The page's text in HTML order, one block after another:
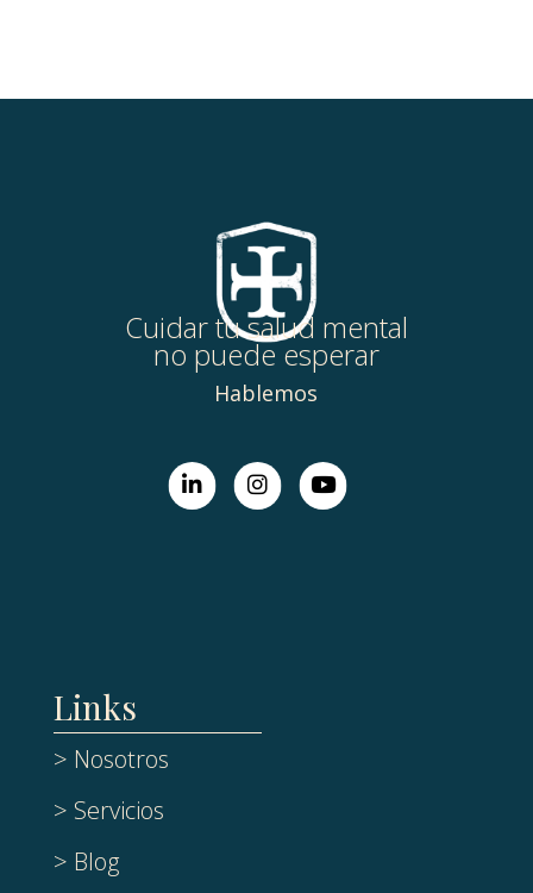
Cuidar tu salud mental
no puede esperar
Hablemos
Links
> Nosotros
> Servicios
> Blog